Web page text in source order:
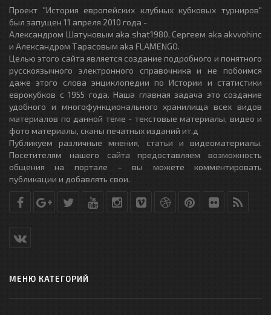
Проект "История европейских клубных кубковых турниров"
был запущен 11 апреля 2010 года -
Александром Шатуновым aka shat1980, Сергеем aka akvvohinc
и Александром Тарасовым aka FLAMENGO.
Целью этого сайта является создание подробного и понятного
русскоязычного электронного справочника и не побоимся
даже этого слова энциклопедии по Истории и статистики
еврокубков с 1955 года. Наша главная задача это создание
удобного и многофункционального хранилища всех видов
материалов по данной теме - текстовые материалы, видео и
фото материалы, сканы печатных изданий ит.д
Публикуем различные мнения, статьи и видеоматериалы.
Посетителям нашего сайта предоставляем возможность
общения на портале – вы можете комментировать
публикации и добавлять свои.
МЕНЮ КАТЕГОРИЙ